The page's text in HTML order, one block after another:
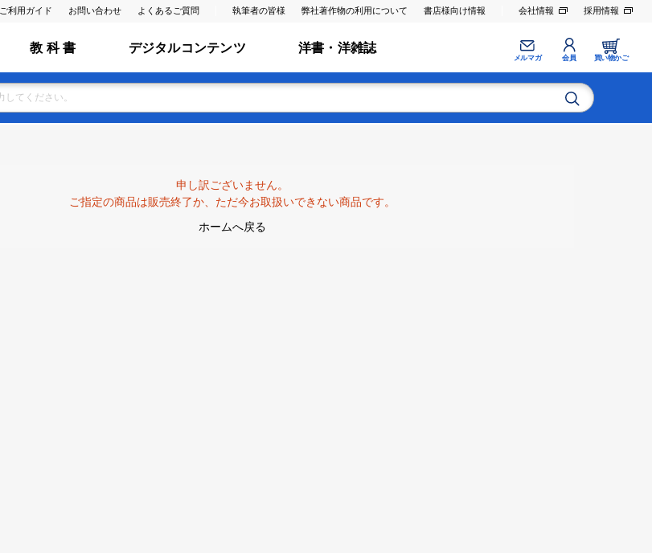
ご利用ガイド お問い合わせ よくあるご質問 執筆者の皆様 弊社著作物の利用について 書店様向け情報 会社情報 採用情報
教 科 書 デジタルコンテンツ 洋書・洋雑誌
メルマガ 会員 買い物かご
申し訳ございません。
ご指定の商品は販売終了か、ただ今お取扱いできない商品です。
ホームへ戻る